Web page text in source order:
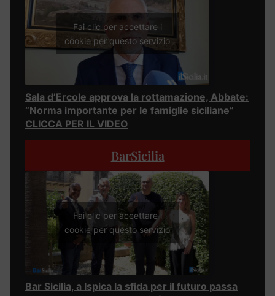
Fai clic per accettare i
cookie per questo servizio
Sala d’Ercole approva la rottamazione, Abbate:
“Norma importante per le famiglie siciliane”
CLICCA PER IL VIDEO
BarSicilia
Fai clic per accettare i
cookie per questo servizio
Bar Sicilia, a Ispica la sfida per il futuro passa